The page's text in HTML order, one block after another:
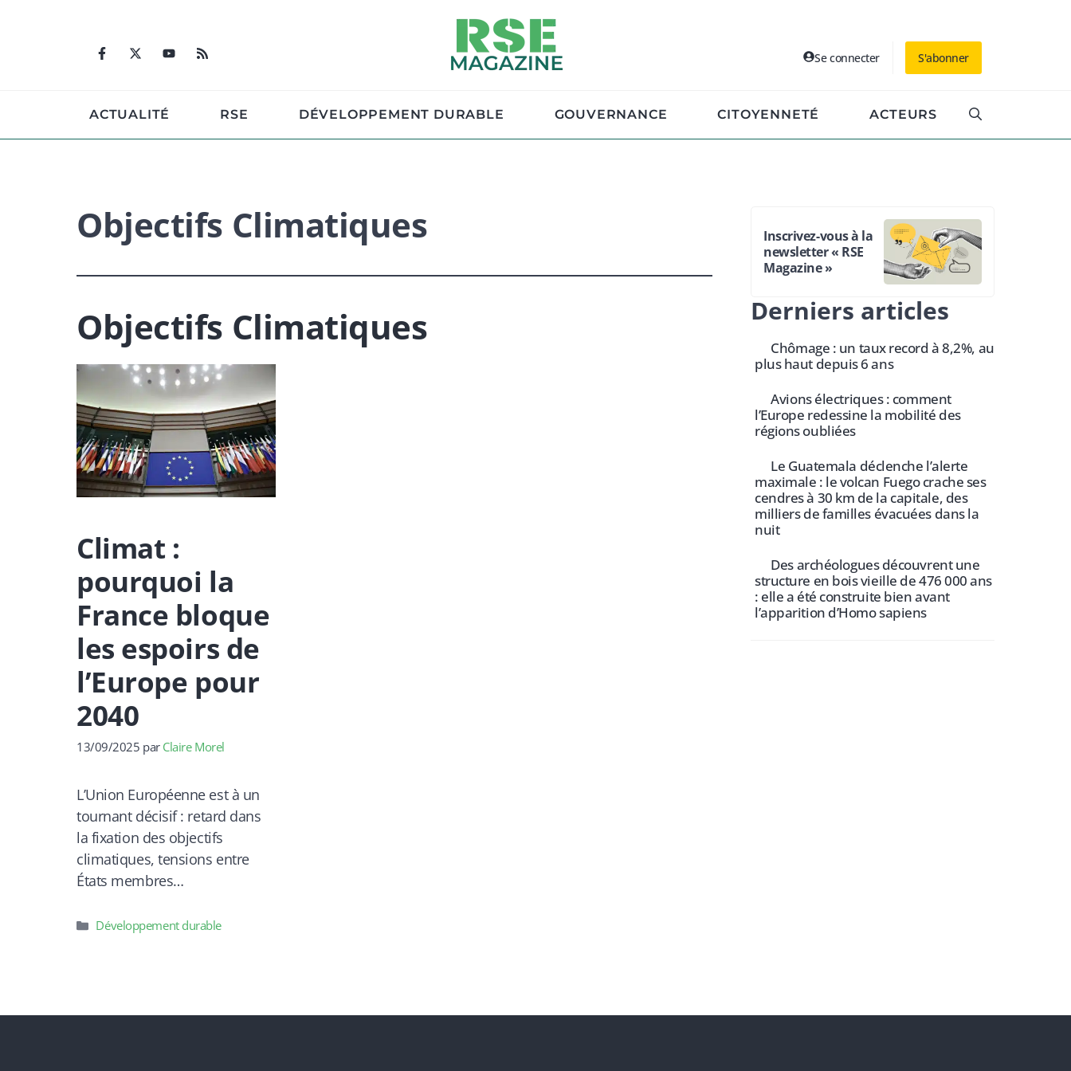
Se connecter S'abonner
ACTUALITÉ RSE DÉVELOPPEMENT DURABLE GOUVERNANCE CITOYENNETÉ ACTEURS
Objectifs Climatiques
Objectifs Climatiques
Climat :
pourquoi la
France bloque
les espoirs de
l’Europe pour
2040
13/09/2025 par Claire Morel
L’Union Européenne est à un
tournant décisif : retard dans
la fixation des objectifs
climatiques, tensions entre
États membres…
Catégories
Développement durable
Inscrivez-vous à la
newsletter « RSE
Magazine »
Derniers articles
Chômage : un taux record à 8,2%, au
plus haut depuis 6 ans
Avions électriques : comment
l’Europe redessine la mobilité des
régions oubliées
Le Guatemala déclenche l’alerte
maximale : le volcan Fuego crache ses
cendres à 30 km de la capitale, des
milliers de familles évacuées dans la
nuit
Des archéologues découvrent une
structure en bois vieille de 476 000 ans
: elle a été construite bien avant
l’apparition d’Homo sapiens